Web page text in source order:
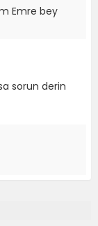
Emre bey
sorun derin